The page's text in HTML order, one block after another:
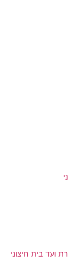
ועד בית חיצוני